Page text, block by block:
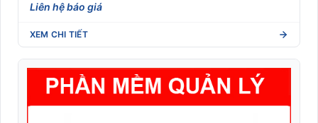
Liên hệ báo giá
XEM CHI TIẾT